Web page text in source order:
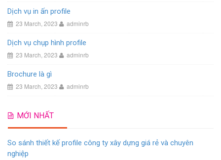
Dịch vụ in ấn profile
23 March, 2023 adminrb
Dịch vụ chụp hình profile
23 March, 2023 adminrb
Brochure là gì
23 March, 2023 adminrb
MỚI NHẤT
So sánh thiết kế profile công ty xây dựng giá rẻ và chuyên
nghiệp